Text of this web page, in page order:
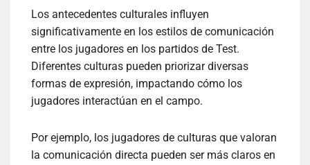
Los antecedentes culturales influyen
significativamente en los estilos de comunicación
entre los jugadores en los partidos de Test.
Diferentes culturas pueden priorizar diversas
formas de expresión, impactando cómo los
jugadores interactúan en el campo.
Por ejemplo, los jugadores de culturas que valoran
la comunicación directa pueden ser más claros en